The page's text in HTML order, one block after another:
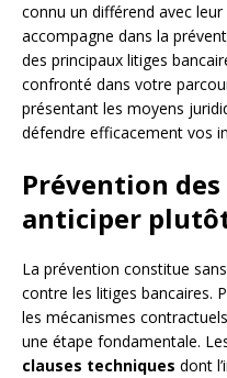
connu un différend avec
accompagne dans la
des principaux litiges
confronté dans votre
présentant les moyens
défendre efficacement vos
Prévention
anticiper
La prévention constitue
contre les litiges bancaires.
les mécanismes
une étape fondamentale.
clauses techniques dont